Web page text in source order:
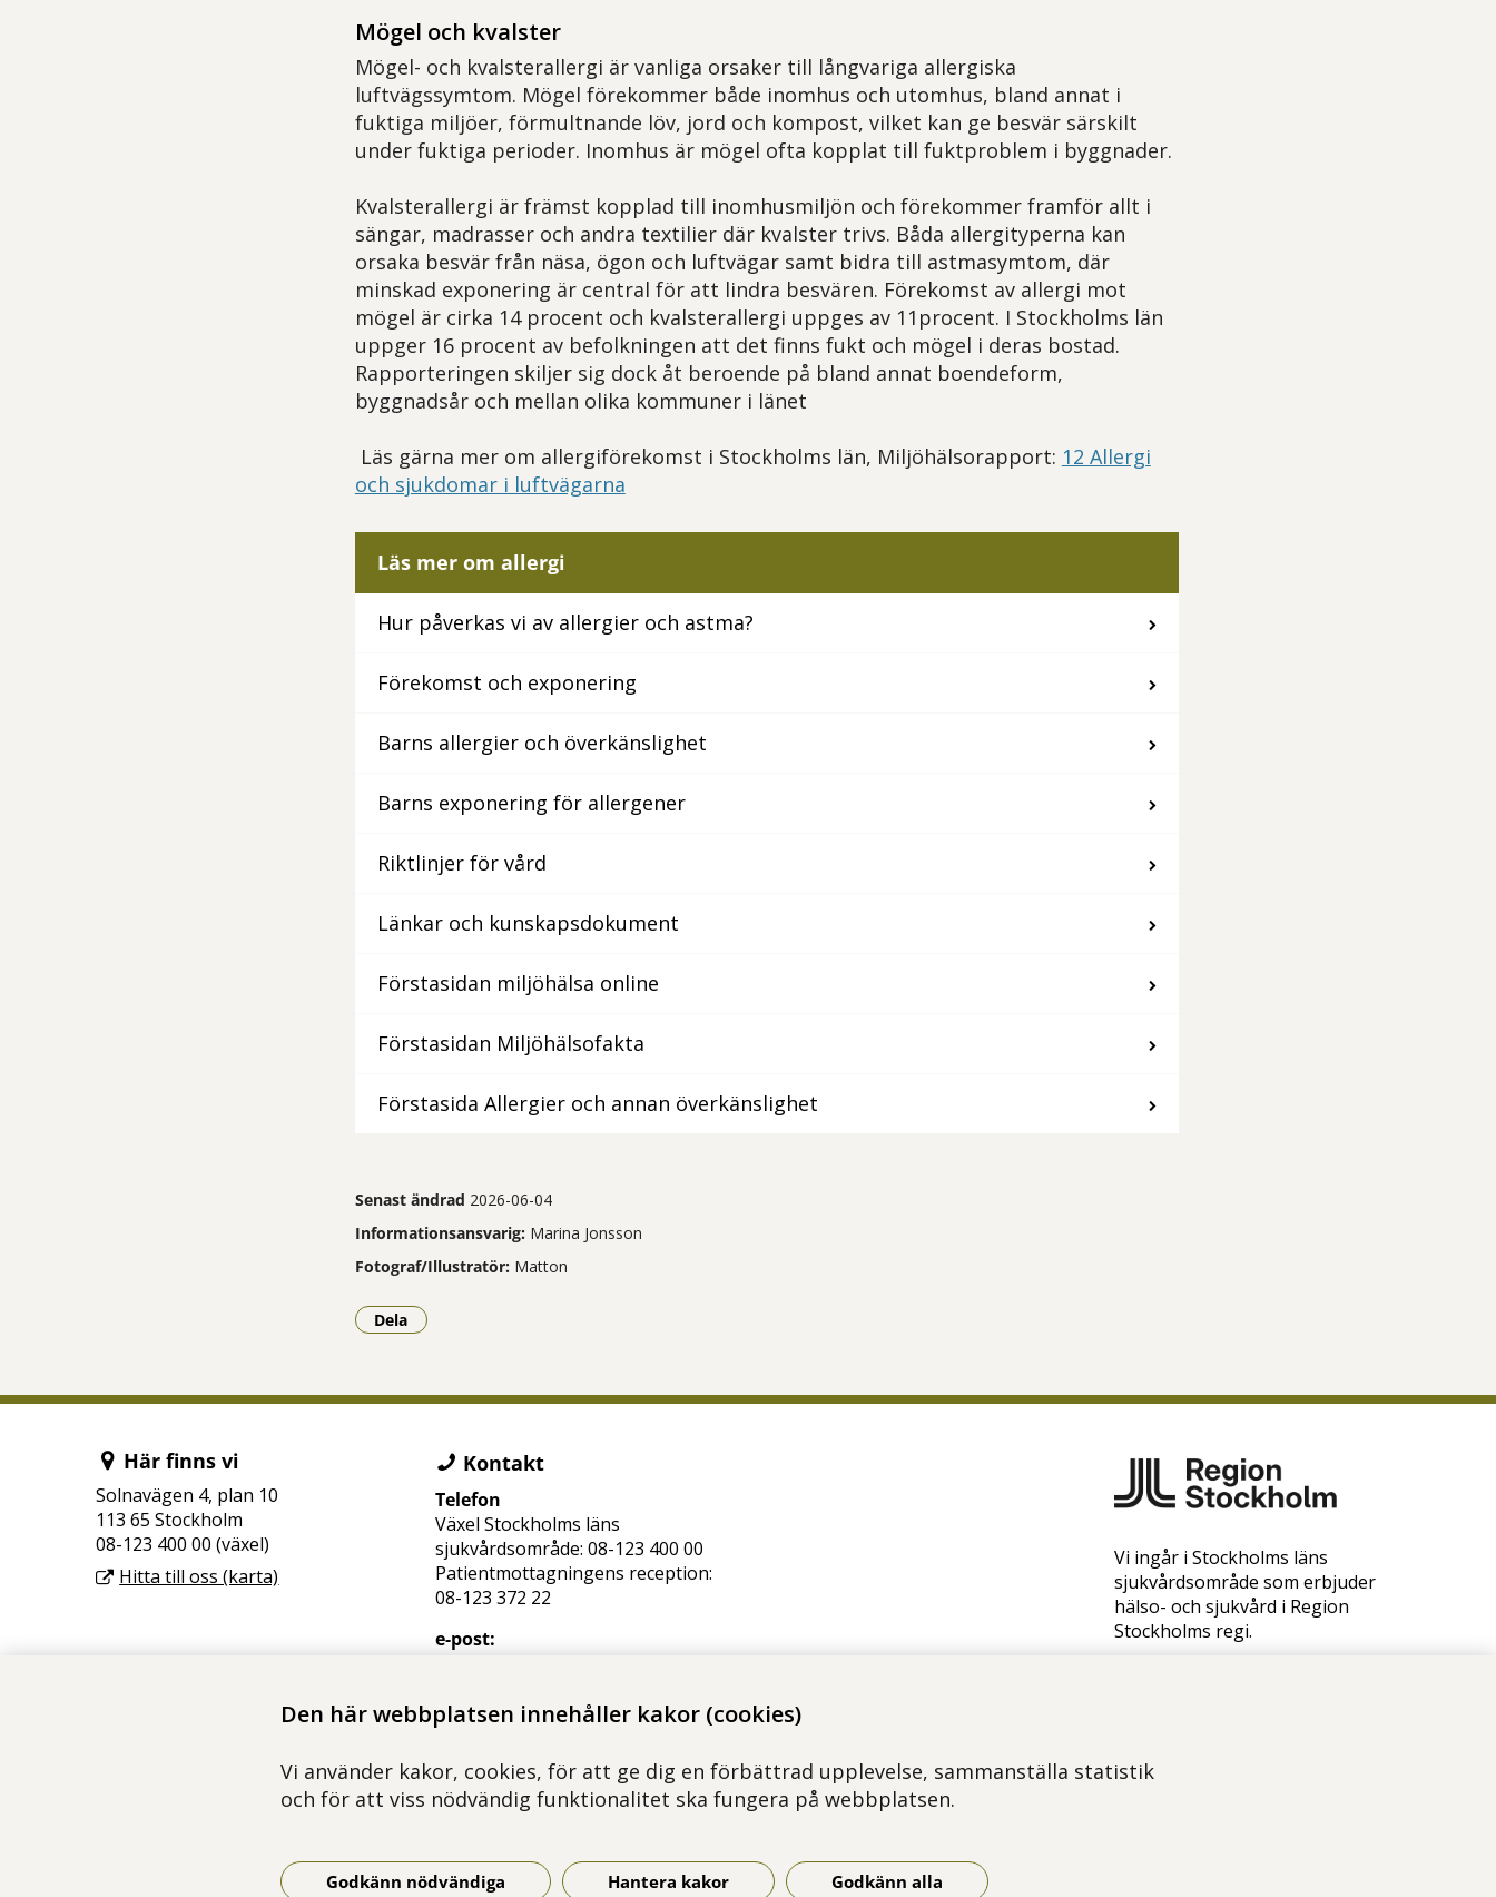
Den här webbplatsen innehåller kakor (cookies)
Vi använder kakor, cookies, för att ge dig en förbättrad upplevelse, sammanställa statistik
och för att viss nödvändig funktionalitet ska fungera på webbplatsen.
Godkänn nödvändiga Hantera kakor Godkänn alla
Mögel och kvalster
Mögel- och kvalsterallergi är vanliga orsaker till långvariga allergiska
luftvägssymtom. Mögel förekommer både inomhus och utomhus, bland annat i
fuktiga miljöer, förmultnande löv, jord och kompost, vilket kan ge besvär särskilt
under fuktiga perioder. Inomhus är mögel ofta kopplat till fuktproblem i byggnader.
Kvalsterallergi är främst kopplad till inomhusmiljön och förekommer framför allt i
sängar, madrasser och andra textilier där kvalster trivs. Båda allergityperna kan
orsaka besvär från näsa, ögon och luftvägar samt bidra till astmasymtom, där
minskad exponering är central för att lindra besvären. Förekomst av allergi mot
mögel är cirka 14 procent och kvalsterallergi uppges av 11procent. I Stockholms län
uppger 16 procent av befolkningen att det finns fukt och mögel i deras bostad.
Rapporteringen skiljer sig dock åt beroende på bland annat boendeform,
byggnadsår och mellan olika kommuner i länet
Läs gärna mer om allergiförekomst i Stockholms län, Miljöhälsorapport: 12 Allergi
och sjukdomar i luftvägarna
Läs mer om allergi
Hur påverkas vi av allergier och astma?
Förekomst och exponering
Barns allergier och överkänslighet
Barns exponering för allergener
Riktlinjer för vård
Länkar och kunskapsdokument
Förstasidan miljöhälsa online
Förstasidan Miljöhälsofakta
Förstasida Allergier och annan överkänslighet
Senast ändrad 2026-06-04
Informationsansvarig:Marina Jonsson
Fotograf/Illustratör:Matton
Dela
- Klicka för att öppna delningsalternativ.
Här finns vi
Solnavägen 4, plan 10
113 65 Stockholm
08-123 400 00 (växel)
Hitta till oss (karta)
Kontakt
Telefon
Växel Stockholms läns
sjukvårdsområde: 08-123 400 00
Patientmottagningens reception:
08-123 372 22
e-post:
Vi ingår i Stockholms läns
sjukvårdsområde som erbjuder
hälso- och sjukvård i Region
Stockholms regi.
Om webbplatsen